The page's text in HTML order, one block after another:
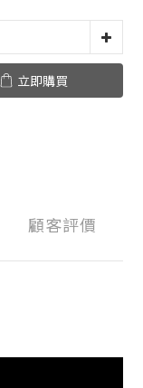
立即購買
顧客評價